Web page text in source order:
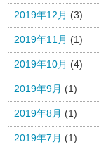
2019年12月 (3)
2019年11月 (1)
2019年10月 (4)
2019年9月 (1)
2019年8月 (1)
2019年7月 (1)